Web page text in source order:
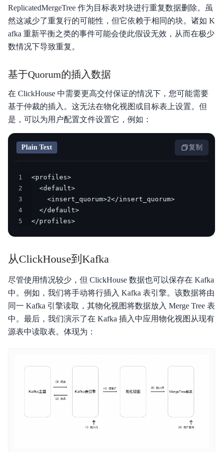
ReplicatedMergeTree 作为目标表对块进行重复数据删除。虽
然这减少了重复行的可能性，但它依赖于相同的块。诸如 K
afka 重新平衡之类的事件可能会使此假设无效，从而在极少
数情况下导致重复。
基于Quorum的插入数据
在 ClickHouse 中需要更高交付保证的情况下，您可能需要
基于仲裁的插入。这无法在物化视图或目标表上设置。但
是，可以为用户配置文件设置它，例如：
Plain Text 复制
1
2
3
4
5
</profiles>
从ClickHouse到Kafka
尽管使用情况较少，但 ClickHouse 数据也可以保存在 Kafka
中。例如，我们将手动将行插入 Kafka 表引擎。该数据将由
同一 Kafka 引擎读取，其物化视图将数据放入 Merge Tree 表
中。最后，我们演示了在 Kafka 插入中应用物化视图从现有
源表中读取表。体现为：